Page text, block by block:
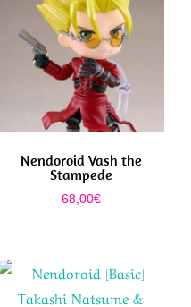
Nendoroid Vash the
Stampede
68,00€